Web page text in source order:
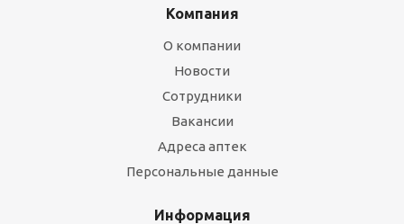
Компания
О компании
Новости
Сотрудники
Вакансии
Адреса аптек
Персональные данные
Информация